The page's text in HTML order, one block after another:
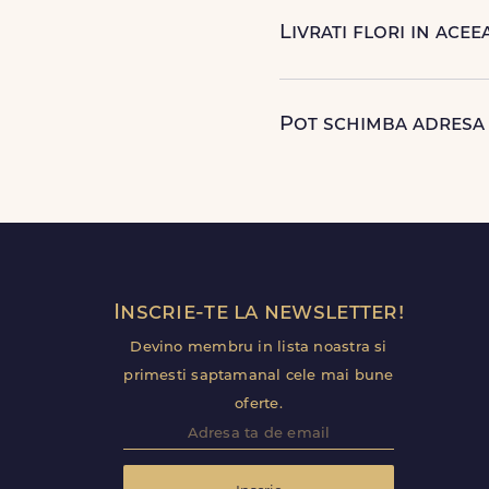
ca buchetul a ajuns la
Livrati flori in
Pot schimba
Inscrie-te la newsletter!
Devino membru in lista noastra si
primesti saptamanal cele mai bune
oferte.